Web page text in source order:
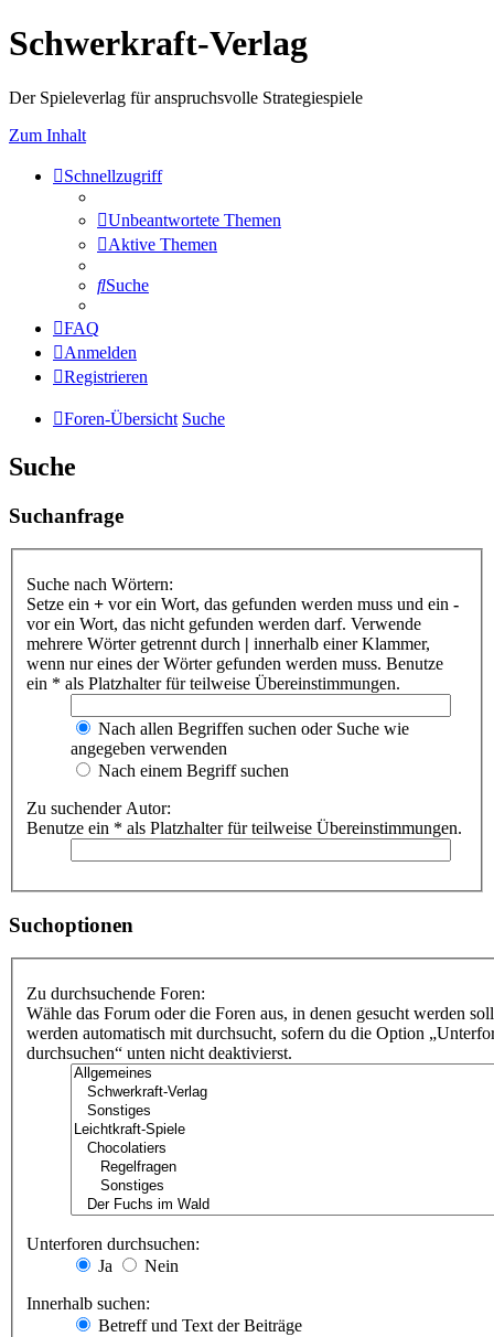
Schwerkraft-Verlag
Der Spieleverlag für anspruchsvolle Strategiespiele
Zum Inhalt
Schnellzugriff
Unbeantwortete Themen
Aktive Themen
Suche
FAQ
Anmelden
Registrieren
Foren-Übersicht Suche
Suche
Suchanfrage
Suche nach Wörtern:
Setze ein + vor ein Wort, das gefunden werden muss und ein -
vor ein Wort, das nicht gefunden werden darf. Verwende
mehrere Wörter getrennt durch | innerhalb einer Klammer,
wenn nur eines der Wörter gefunden werden muss. Benutze
ein * als Platzhalter für teilweise Übereinstimmungen.
Nach allen Begriffen suchen oder Suche wie
angegeben verwenden
Nach einem Begriff suchen
Zu suchender Autor:
Benutze ein * als Platzhalter für teilweise Übereinstimmungen.
Suchoptionen
Zu durchsuchende Foren:
Wähle das Forum oder die Foren aus, in denen gesucht werden
werden automatisch mit durchsucht, sofern du die Option
durchsuchen“ unten nicht deaktivierst.
Unterforen durchsuchen:
Ja
Nein
Innerhalb suchen:
Betreff und Text der Beiträge